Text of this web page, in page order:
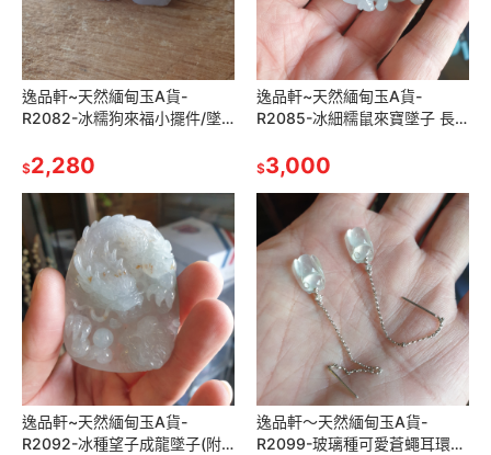
逸品軒~天然緬甸玉A貨-
R2082-冰糯狗來福小擺件/墜
26.3mm 🌟🐕狗叫聲＂旺旺
$2,280
逸品軒~天然緬甸玉A貨-
R2085-冰細糯鼠來寶墜子 長
面立體雕刻，雕工細心立體
$3,000
逸品軒~天然緬甸玉A貨-
R2092-冰種望子成龍墜子(附
逸品軒～天然緬甸玉A貨-
R2099-玻璃種可愛蒼蠅耳環